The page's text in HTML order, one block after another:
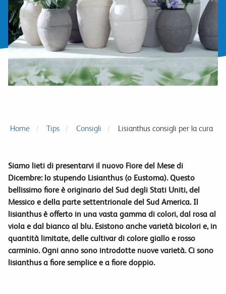
Home Tips Consigli Lisianthus consigli per la cura
Siamo lieti di presentarvi il nuovo Fiore del Mese di
Dicembre: lo stupendo Lisianthus (o Eustoma). Questo
bellissimo fiore è originario del Sud degli Stati Uniti, del
Messico e della parte settentrionale del Sud America. Il
lisianthus è offerto in una vasta gamma di colori, dal rosa al
viola e dal bianco al blu. Esistono anche varietà bicolori e, in
quantità limitate, delle cultivar di colore giallo e rosso
carminio. Ogni anno sono introdotte nuove varietà. Ci sono
lisianthus a fiore semplice e a fiore doppio.